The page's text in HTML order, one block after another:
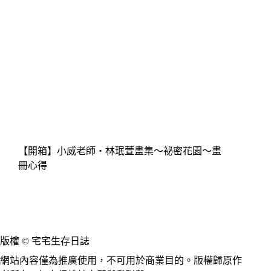
【開箱】小威老師‧林珉萱畫集～祕密花園～畫
冊心得
版權 © 宅宅生存日誌
網站內容僅為推廣使用，不可用於商業目的。版權歸原作